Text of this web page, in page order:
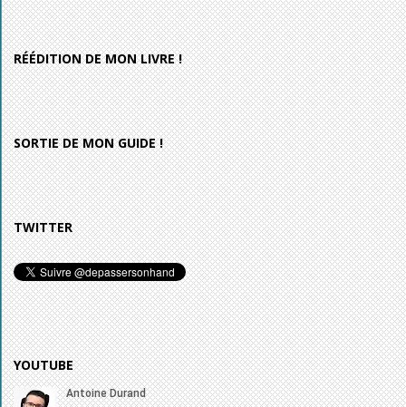
RÉÉDITION DE MON LIVRE !
SORTIE DE MON GUIDE !
TWITTER
YOUTUBE